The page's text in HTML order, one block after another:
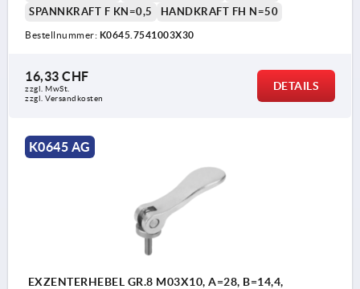
SPANNKRAFT F KN=0,5
HANDKRAFT FH N=50
Bestellnummer: K0645.7541003X30
16,33 CHF
zzgl. MwSt.
zzgl. Versandkosten
DETAILS
K0645 AG
EXZENTERHEBEL GR.8 M03X10, A=28, B=14,4,